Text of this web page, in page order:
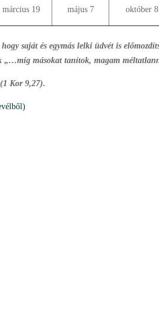
március 19 május 7 október 8
saját és egymás lelki üdvét is
„…míg másokat tanítok, magam